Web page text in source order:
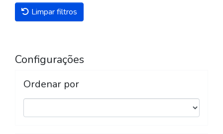
Limpar filtros
Configurações
Ordenar por